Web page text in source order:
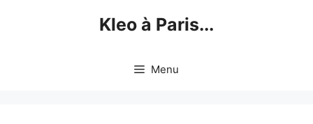
Kleo à Paris...
Menu